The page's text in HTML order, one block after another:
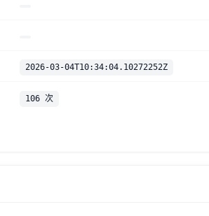
2026-03-04T10:34:04.10272252Z
106 次